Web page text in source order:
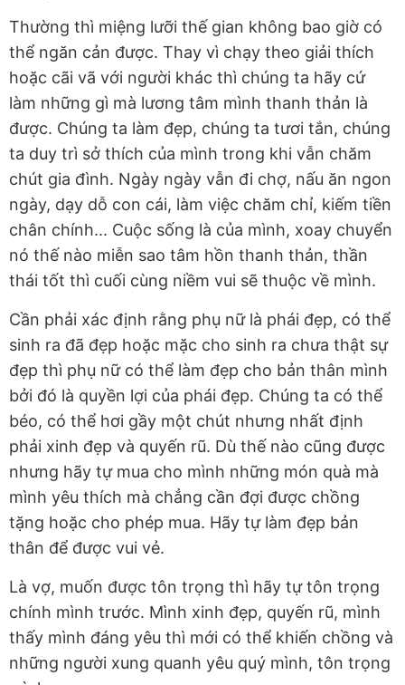
Thường thì miệng lưỡi thế gian không bao giờ có
thể ngăn cản được. Thay vì chạy theo giải thích
hoặc cãi vã với người khác thì chúng ta hãy cứ
làm những gì mà lương tâm mình thanh thản là
được. Chúng ta làm đẹp, chúng ta tươi tắn, chúng
ta duy trì sở thích của mình trong khi vẫn chăm
chút gia đình. Ngày ngày vẫn đi chợ, nấu ăn ngon
ngày, dạy dỗ con cái, làm việc chăm chỉ, kiếm tiền
chân chính... Cuộc sống là của mình, xoay chuyển
nó thế nào miễn sao tâm hồn thanh thản, thần
thái tốt thì cuối cùng niềm vui sẽ thuộc về mình.
Cần phải xác định rằng phụ nữ là phái đẹp, có thể
sinh ra đã đẹp hoặc mặc cho sinh ra chưa thật sự
đẹp thì phụ nữ có thể làm đẹp cho bản thân mình
bởi đó là quyền lợi của phái đẹp. Chúng ta có thể
béo, có thể hơi gầy một chút nhưng nhất định
phải xinh đẹp và quyến rũ. Dù thế nào cũng được
nhưng hãy tự mua cho mình những món quà mà
mình yêu thích mà chẳng cần đợi được chồng
tặng hoặc cho phép mua. Hãy tự làm đẹp bản
thân để được vui vẻ.
Là vợ, muốn được tôn trọng thì hãy tự tôn trọng
chính mình trước. Mình xinh đẹp, quyến rũ, mình
thấy mình đáng yêu thì mới có thể khiến chồng và
những người xung quanh yêu quý mình, tôn trọng